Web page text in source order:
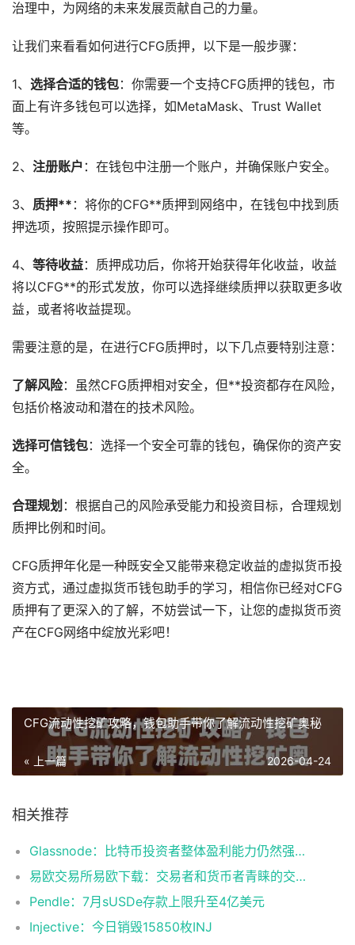
治理中，为网络的未来发展贡献自己的力量。
让我们来看看如何进行CFG质押，以下是一般步骤：
1、 选择合适的钱包：你需要一个支持CFG质押的钱包，市
面上有许多钱包可以选择，如MetaMask、Trust Wallet
等。
2、 注册账户 ：在钱包中注册一个账户，并确保账户安全。
3、 质押** ：将你的CFG**质押到网络中，在钱包中找到质
押选项，按照提示操作即可。
4、 等待收益：质押成功后，你将开始获得年化收益，收益
将以CFG**的形式发放，你可以选择继续质押以获取更多收
益，或者将收益提现。
需要注意的是，在进行CFG质押时，以下几点要特别注意：
了解风险：虽然CFG质押相对安全，但**投资都存在风险，
包括价格波动和潜在的技术风险。
选择可信钱包：选择一个安全可靠的钱包，确保你的资产安
全。
合理规划 ：根据自己的风险承受能力和投资目标，合理规划
质押比例和时间。
CFG质押年化是一种既安全又能带来稳定收益的虚拟货币投
资方式，通过虚拟货币钱包助手的学习，相信你已经对CFG
质押有了更深入的了解，不妨尝试一下，让您的虚拟货币资
产在CFG网络中绽放光彩吧！
CFG流动性挖矿攻略，钱包助手带你了解流动性挖矿奥秘
« 上一篇 2026-04-24
相关推荐
Glassnode：比特币投资者整体盈利能力仍然强劲，更大的波动即将到来
易欧交易所易欧下载：交易者和货币者青睐的交易平台
Pendle：7月sUSDe存款上限升至4亿美元
Injective：今日销毁15850枚INJ